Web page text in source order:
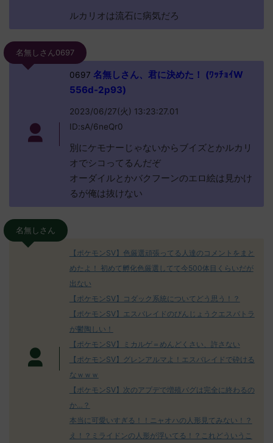
ルカリオは流石に病気だろ
名無しさん0697
0697 名無しさん、君に決めた！ (ﾜｯﾁｮｲW
556d-2p93)
2023/06/27(火) 13:23:27.01
ID:sA/6neQr0
別にケモナーじゃないからブイズとかルカリ
オでシコってるんだぞ
オーダイルとかバクフーンのエロ絵は見かけ
るが俺は抜けない
名無しさん
【ポケモンSV】色厳選頑張ってる人達のコメントをまと
めたよ！ 初めて孵化色厳選してて今500体目くらいだが
出ない
【ポケモンSV】コダック系統についてどう思う！？
【ポケモンSV】エスバレイドのびんじょうクエスパトラ
が鬱陶しい！
【ポケモンSV】ミカルゲ＝めんどくさい、許さない
【ポケモンSV】グレンアルマよ！エスバレイドで砕ける
なｗｗｗ
【ポケモンSV】次のアプデで増殖バグは完全に終わるの
か…？
本当に可愛いすぎる！！ニャオハの人形見てみない！？
え！？ミライドンの人形が浮いてる！？これどういうこ